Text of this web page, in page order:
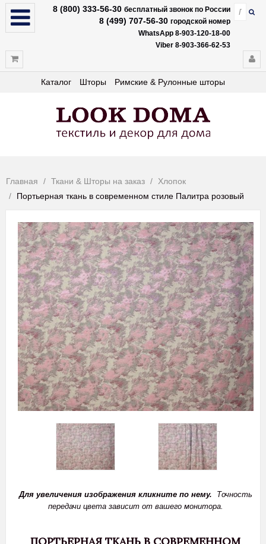
8 (800) 333-56-30 бесплатный звонок по России
8 (499) 707-56-30 городской номер
WhatsApp 8-903-120-18-00
Viber 8-903-366-62-53
Каталог Шторы Римские & Рулонные шторы
Главная Ткани & Шторы на заказ
Хлопок
Портьерная ткань в современном стиле Палитра розовый
Для увеличения изображения кликните по нему. Точность
передачи цвета зависит от вашего монитора.
ПОРТЬЕРНАЯ ТКАНЬ В СОВРЕМЕННОМ